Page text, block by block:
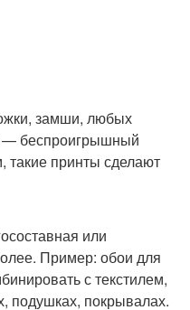
замши, любых
— беспроигрышный
такие принты сделают
или
Пример: обои для
с текстилем,
подушках, покрывалах.